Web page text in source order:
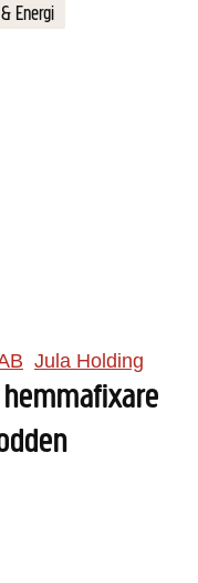
Energi
Jula Holding
hemmafixare